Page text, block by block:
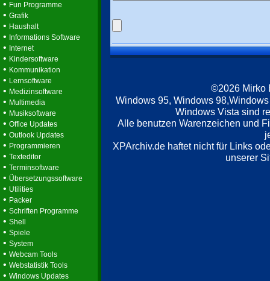
• Fun Programme
• Grafik
• Haushalt
• Informations Software
• Internet
• Kindersoftware
• Kommunikation
• Lernsoftware
• Medizinsoftware
• Multimedia
• Musiksoftware
• Office Updates
• Outlook Updates
• Programmieren
• Texteditor
• Terminsoftware
• Übersetzungssoftware
• Utilities
• Packer
• Schriften Programme
• Shell
• Spiele
• System
• Webcam Tools
• Webstatistik Tools
• Windows Updates
©2026 Mirko
Windows 95, Windows
Windows Vista sind
Alle benutzen Warenzeichen und
XPArchiv.de haftet nicht für Links
unserer